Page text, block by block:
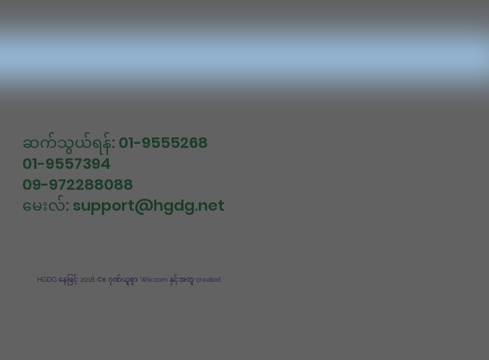
ဆက်သွယ်ရန်: 01-9555268
01-9557394
09-972288088
မေးလ်: support@hgdg.net
HGDG နေဖြင့် 2018 ©။ ဂုဏ်ယူစွာ Wix.com နှင့်အတူ created